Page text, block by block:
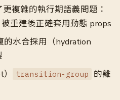
複雜的執行期語義問題：
重建後正確套用動態 props
水合採用（hydration
transition-group
的離